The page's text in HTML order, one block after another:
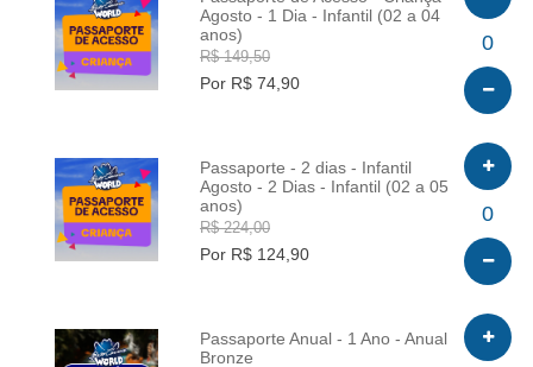
INFO
Agosto - 1 Dia - Infantil (02 a 04
anos)
R$ 149,50
Por R$ 74,90
0
INFO
Passaporte - 2 dias - Infantil
Agosto - 2 Dias - Infantil (02 a 05
anos)
R$ 224,00
Por R$ 124,90
0
Passaporte Anual - 1 Ano - Anual
Bronze